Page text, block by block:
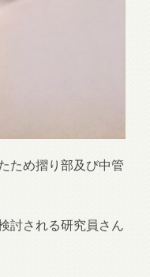
ため摺り部及び中管
討される研究員さん